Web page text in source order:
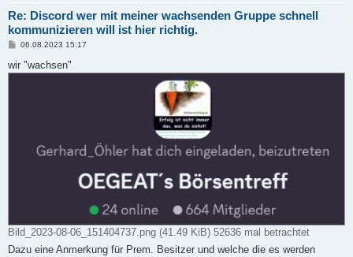
Re: Discord wer mit meiner wachsenden Gruppe schnell
kommunizieren will ist hier richtig.
B
i
t
06.08.2023 15:17
wir "wachsen"
Bild_2023-08-06_151404737.png (41.49 KiB) 52636 mal betrachtet
Dazu eine Anmerkung für Prem. Besitzer und welche die es werden